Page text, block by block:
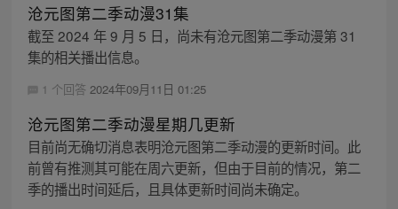
沧元图第二季动漫31集
截至 2024 年 9 月 5 日，尚未有沧元图第二季动漫第 31
集的相关播出信息。
1 个回答 2024年09月11日 01:25
沧元图第二季动漫星期几更新
目前尚无确切消息表明沧元图第二季动漫的更新时间。此
前曾有推测其可能在周六更新，但由于目前的情况，第二
季的播出时间延后，且具体更新时间尚未确定。